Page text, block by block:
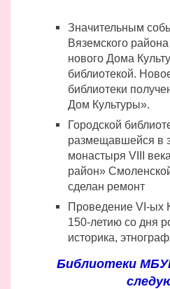
Значительным
Вяземского
нового Дома
библиотекой.
библиотеки
Дом Культуры».
Городской
размещавшейся в
монастыря VIII
район»
сделан ремонт
Проведение VI-ых
150-летию со дня
историка,
Библиотеки